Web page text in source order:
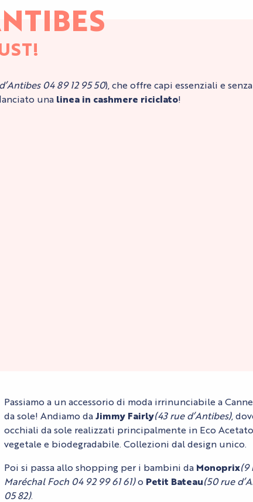
04 89 12 95 50), che offre capi essenziali e senza
una linea in cashmere riciclato!
Passiamo a un accessorio di moda irrinunciabile a
da sole! Andiamo daJimmy Fairly(43 rue d’Antibes),
occhiali da sole realizzati principalmente in Eco
vegetale e biodegradabile. Collezioni dal design unico.
Poi si passa allo shopping per i bambini da Monoprix(9
Maréchal Foch 04 92 99 61 61)o Petit Bateau(50 rue
05 82).